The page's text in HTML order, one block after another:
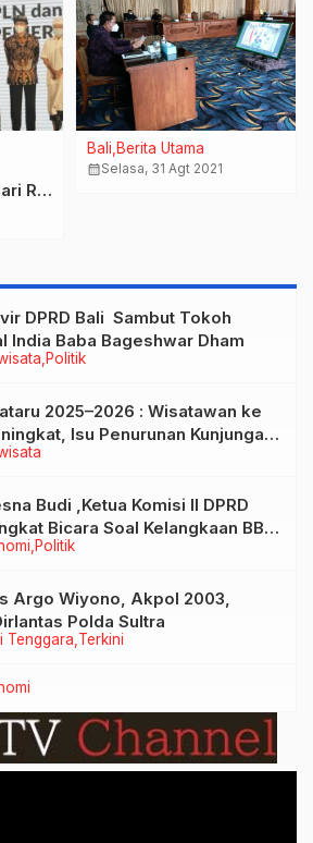
Rp
Bali Berita Utama
calendar_monthSelasa, 31 Agt 2021
Politik
DPRD Bali Sambut Tokoh
India Baba Bageshwar Dham
2025–2026 : Wisatawan ke
Isu Penurunan Kunjungan
Politik
Budi ,Ketua Komisi II DPRD
Bicara Soal Kelangkaan BBM
Jenis Solar
Tenggara Terkini
Argo Wiyono, Akpol 2003,
Polda Sultra